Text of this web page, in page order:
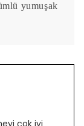
yumuşak
çok iyi